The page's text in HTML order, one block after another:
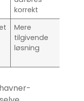
korrekt
Mere
tilgivende
løsning